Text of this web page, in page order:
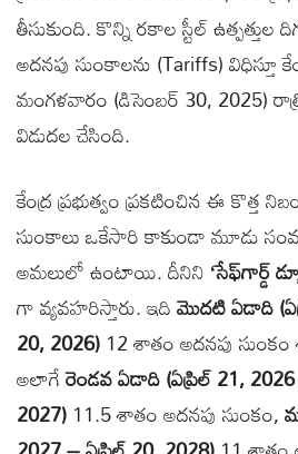
తీసుకుంది. కొన్ని రకాల స్టీల్ ఉత్పత్తుల
అదనపు సుంకాలను (Tariffs) విధిస్తూ
మంగళవారం (డిసెంబర్ 30, 2025)
విడుదల చేసింది.
కేంద్ర ప్రభుత్వం ప్రకటించిన ఈ కొత్త
సుంకాలు ఒకేసారి కాకుండా మూడు
అమలులో ఉంటాయి. దీనిని‘సేఫ్‌గార్డ్
గా వ్యవహరిస్తారు. ఇదిమొదటి ఏడాది
20, 2026)12 శాతం అదనపు
అలాగేరెండవ ఏడాది (ఏప్రిల్ 21,
2027)11.5 శాతం అదనపు సుంకం,